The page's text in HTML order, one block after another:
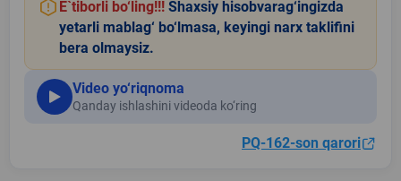
E`tiborli bo‘ling!!! Shaxsiy hisobvarag‘ingizda
yetarli mablag‘ bo‘lmasa, keyingi narx taklifini
bera olmaysiz.
Video yo‘riqnoma
Qanday ishlashini videoda ko‘ring
PQ-162-son qarori